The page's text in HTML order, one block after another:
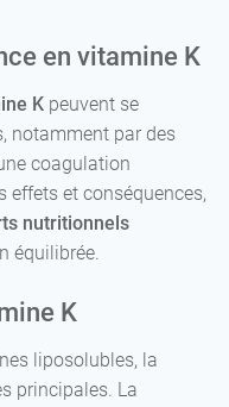
en vitamine K
K peuvent se
notamment par des
coagulation
effets et conséquences,
nutritionnels
équilibrée.
K
liposolubles, la
principales. La